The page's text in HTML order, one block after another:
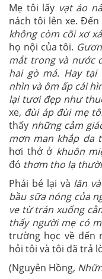
Mẹ tôi lấy vạt áo
nách tôi lên xe.
không còm cõi xơ
họ nội của tôi.
mắt trong và nước
hai gò má. Hay tại
nhìn và ôm ấp cái
lại tươi đẹp như
xe, đùi áp đùi mẹ
thấy những cảm
mơn man khắp da
hơi thở ở khuôn
đó thơm tho lạ
Phải bé lại và lăn
bầu sữa nóng của
ve từ trán xuống
thấy người mẹ có
trường học về đến
hỏi tôi và tôi đã trả
(Nguyên Hồng,